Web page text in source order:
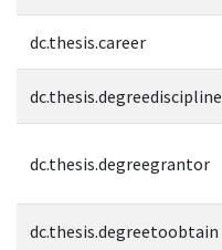
dc.thesis.career
dc.thesis.degreediscipline
dc.thesis.degreegrantor
dc.thesis.degreetoobtain